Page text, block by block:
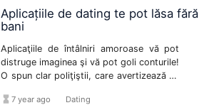
Aplicațiile de dating te pot lăsa fără
bani
Aplicaţiile de întâlniri amoroase vă pot
distruge imaginea şi vă pot goli conturile!
O spun clar poliţiştii, care avertizează că
scop este să păcălească foarte uşor
hourglass_full7 year ago Dating